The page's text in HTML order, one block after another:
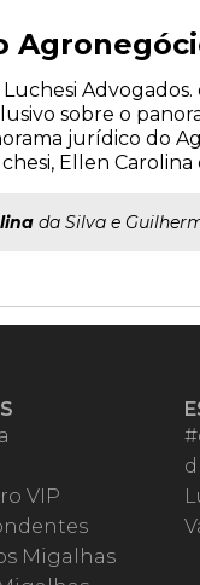
sobre o
jurídico do
Ellen
da Silva e
VIP
Migalhas